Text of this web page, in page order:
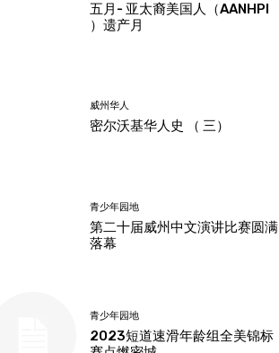
五月- 亚太裔美国人（AANHPI
）遗产月
威州华人
密尔沃基华人史 （ 三）
青少年园地
第二十届威州中文演讲比赛圆满
落幕
青少年园地
2023短道速滑年龄组全美锦标